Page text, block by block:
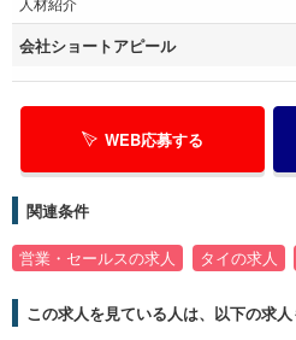
会社ショートアピール
WEB応募する
関連条件
営業・セールスの求人 タイの求人
この求人を見ている人は、以下の求